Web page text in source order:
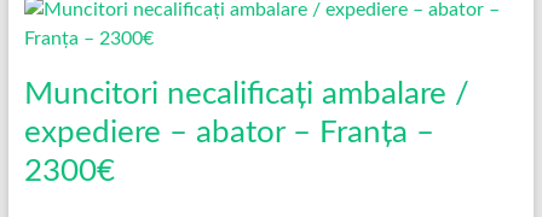
Muncitori necalificați ambalare /
expediere – abator – Franța –
2300€